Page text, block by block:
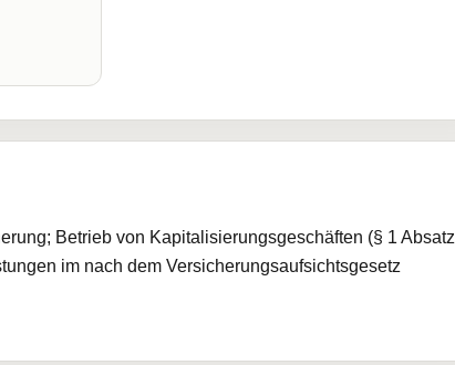
Betrieb von Kapitalisierungsgeschäften (§ 1 Absatz
im nach dem Versicherungsaufsichtsgesetz